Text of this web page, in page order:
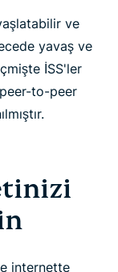
ve
yavaş ve
İSS'ler
to-peer
internette